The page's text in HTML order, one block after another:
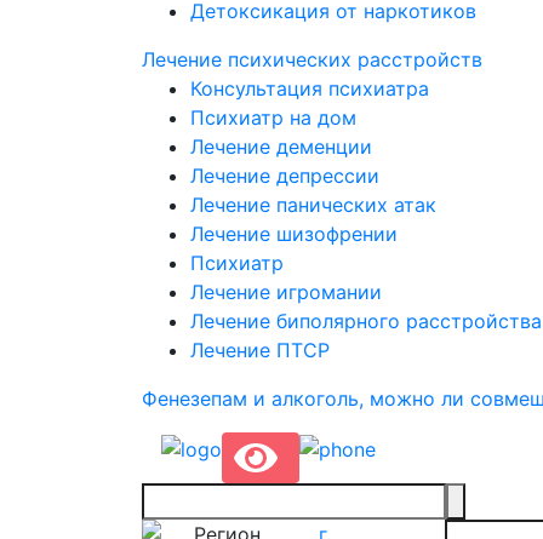
Детоксикация от наркотиков
Лечение психических расстройств
Консультация психиатра
Психиатр на дом
Лечение деменции
Лечение депрессии
Лечение панических атак
Лечение шизофрении
Психиатр
Лечение игромании
Лечение биполярного расстройства
Лечение ПТСР
Фенезепам и алкоголь, можно ли
Регион
г.